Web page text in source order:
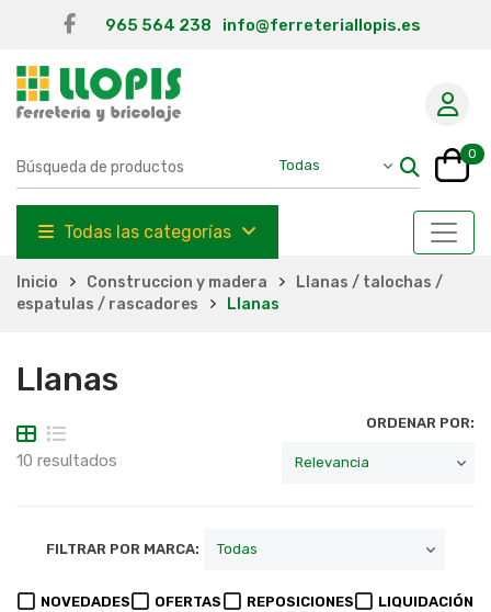
965 564 238 info@ferreteriallopis.es
0
Todas las categorías
Inicio Construccion y madera
Llanas / talochas /
espatulas / rascadores
Llanas
Llanas
10 resultados
ORDENAR POR:
FILTRAR POR MARCA:
NOVEDADES OFERTAS REPOSICIONES LIQUIDACIÓN